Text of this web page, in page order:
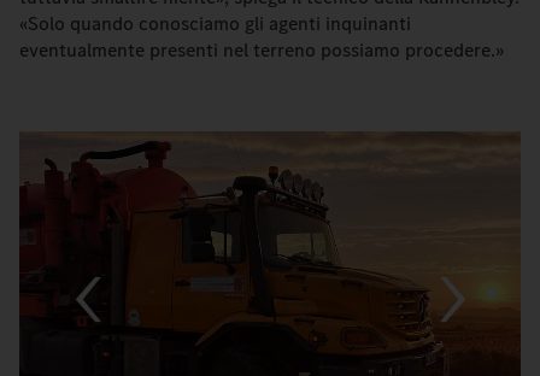
«Solo quando conosciamo gli agenti inquinanti
eventualmente presenti nel terreno possiamo procedere.»